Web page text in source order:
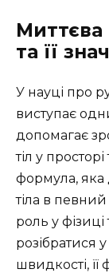
Миттєва
та її
У науці про
виступає
допомагає
тіл у
формула, яка
тіла в
роль у
розібратися
швидкості, її